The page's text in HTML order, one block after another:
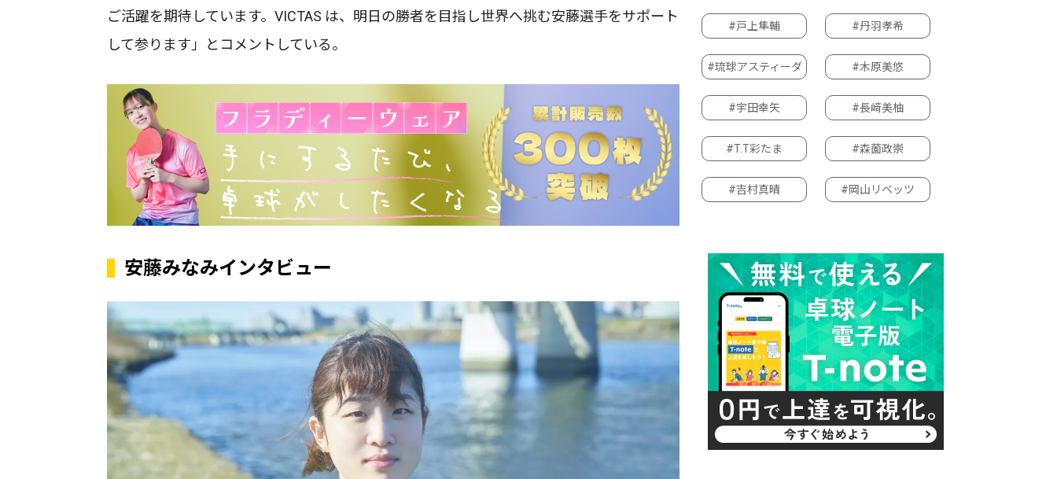
ご活躍を期待しています。VICTAS は、明日の勝者を目指し世界へ挑む安藤選手をサポート
して参ります」とコメントしている。
安藤みなみインタビュー
#戸上隼輔 #丹羽孝希
#琉球アスティーダ #木原美悠
#宇田幸矢 #長﨑美柚
#T.T彩たま #森薗政崇
#吉村真晴 #岡山リベッツ